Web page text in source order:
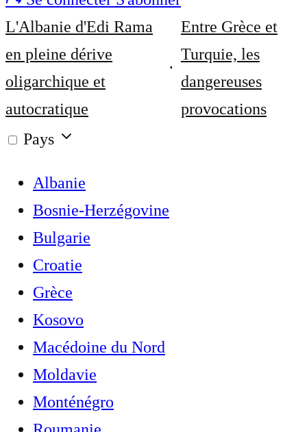
L'Albanie d'Edi Rama
en pleine dérive
oligarchique et
autocratique
Entre Grèce et
Turquie, les
dangereuses
provocations
Pays
Albanie
Bosnie-Herzégovine
Bulgarie
Croatie
Grèce
Kosovo
Macédoine du Nord
Moldavie
Monténégro